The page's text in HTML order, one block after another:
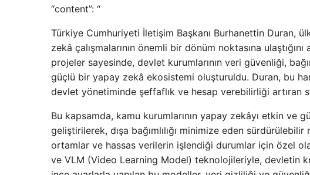
“content”: “
Türkiye Cumhuriyeti İletişim Başkanı Burhanettin Duran,
zekâ çalışmalarının önemli bir dönüm noktasına
projeler sayesinde, devlet kurumlarının veri güvenliği,
güçlü bir yapay zekâ ekosistemi oluşturuldu. Duran, bu
devlet yönetiminde şeffaflık ve hesap verebilirliği artıran
Bu kapsamda, kamu kurumlarının yapay zekâyı etkin
geliştirilerek, dışa bağımlılığı minimize eden
ortamlar ve hassas verilerin işlendiği durumlar için özel
ve VLM (Video Learning Model) teknolojileriyle, devletin